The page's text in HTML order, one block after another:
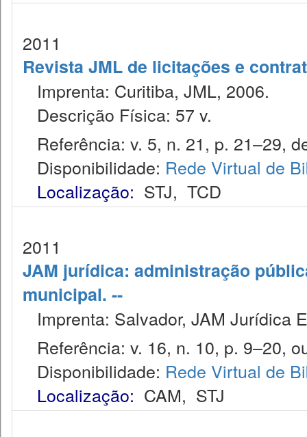
2011
Revista JML de licitações e
Imprenta: Curitiba, JML, 2006.
Descrição Física: 57 v.
Referência: v. 5, n. 21, p. 21–29,
Disponibilidade: Rede Virtual de
Localização: STJ, TCD
2011
JAM jurídica: administração
municipal. --
Imprenta: Salvador, JAM Jurídica
Referência: v. 16, n. 10, p. 9–20,
Disponibilidade: Rede Virtual de
Localização: CAM, STJ